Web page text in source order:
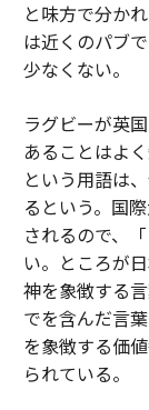
と味方で分か
は近くのパブ
少なくない。
ラグビーが英
あることはよ
という用語は
るという。国
されるので、
い。ところが
神を象徴する
でを含んだ言
を象徴する価
られている。